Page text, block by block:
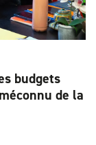
budgets
de la